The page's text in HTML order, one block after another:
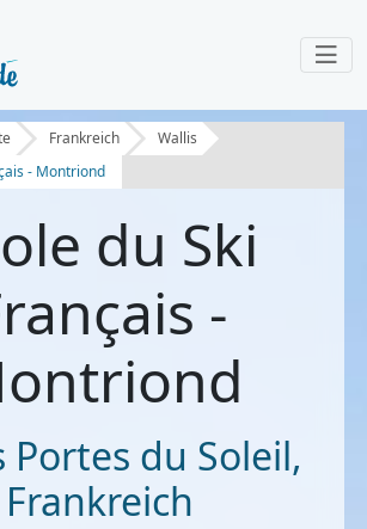
Frankreich
Wallis
- Montriond
du Ski
-
Portes du Soleil,
Frankreich